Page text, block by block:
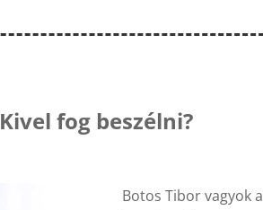
Kivel fog beszélni?
Botos Tibor vagyok